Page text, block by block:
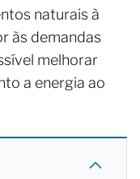
naturais à
às demandas
melhorar
a energia ao